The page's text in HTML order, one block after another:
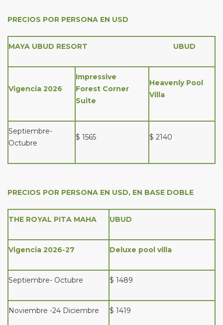
PRECIOS POR PERSONA EN USD
MAYA UBUD RESORT UBUD
Vigencia 2026
Impressive
Forest Corner
Suite
Heavenly Pool
Villa
Septiembre-
Octubre
$ 1565 $ 2140
PRECIOS POR PERSONA EN USD, EN BASE DOBLE
THE ROYAL PITA MAHA UBUD
Vigencia 2026-27 Deluxe pool villa
Septiembre- Octubre $ 1489
Noviembre -24 Diciembre $ 1419